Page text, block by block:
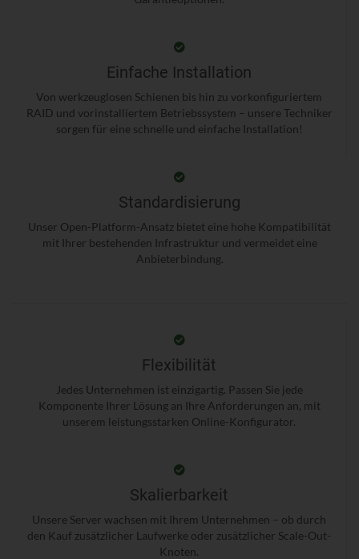
Einfache Installation
Von werkzeuglosen Schienen bis hin zu vorkonfiguriertem
RAID und vorinstalliertem Betriebssystem – unsere Techniker
sorgen für eine schnelle und einfache Installation!
Standardisierung
Unser Open-Platform-Ansatz bietet eine hohe Kompatibilität
mit Ihrer bestehenden Infrastruktur und vermeidet eine
Anbieterbindung.
Flexibilität
Jedes Unternehmen ist einzigartig. Passen Sie jede
Komponente Ihrer Lösung an Ihre Anforderungen an, mit
unserem leistungsstarken Online-Konfigurator.
Skalierbarkeit
Unsere Server wachsen mit Ihrem Unternehmen – ob durch
den Kauf zusätzlicher Laufwerke oder zusätzlicher Scale-Out-
Knoten.